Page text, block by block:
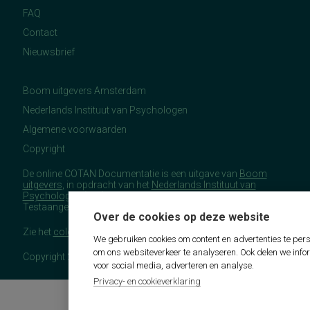
Over de cookies op deze website
We gebruiken cookies om content en advertenties te
om ons websiteverkeer te analyseren. Ook delen we
voor social media, adverteren en analyse.
Privacy- en cookieverklaring
FAQ
Contact
Nieuwsbrief
Boom uitgevers Amsterdam
Nederlands Instituut van Psychologen
Algemene voorwaarden
Copyright
De online COTAN Documentatie is een uitgave van Boom
uitgevers , in opdracht van het Nederlands Instituut van
Psychologen(NIP), namens de Commissie
Testaangelegenheden Nederland (COTAN).
Zie het colofon
Copyright 2026 - COTAN Documentatie